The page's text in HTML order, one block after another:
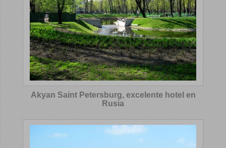
Akyan Saint Petersburg, excelente hotel en
Rusia